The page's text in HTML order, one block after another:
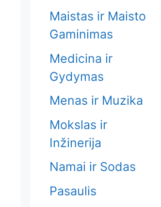
Maistas ir Maisto
Gaminimas
Medicina ir
Gydymas
Menas ir Muzika
Mokslas ir
Inžinerija
Namai ir Sodas
Pasaulis